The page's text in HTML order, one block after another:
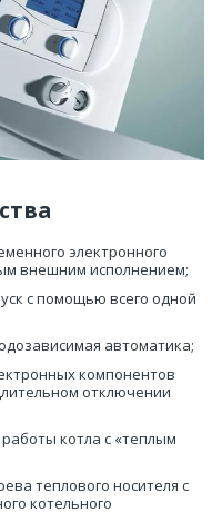
электронного
внешним исполнением;
с помощью всего одной
автоматика;
компонентов
отключении
котла с «теплым
теплового носителя с
котельного